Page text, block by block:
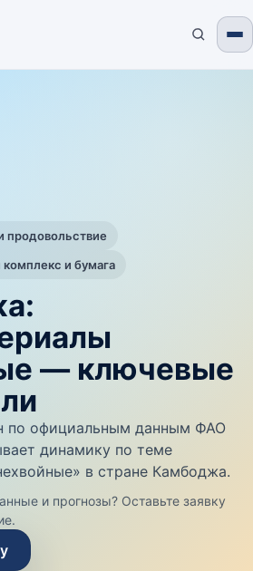
продовольствие
и бумага
— ключевые
по официальным данным ФАО
динамику по теме
в стране Камбоджа.
и прогнозы? Оставьте заявку